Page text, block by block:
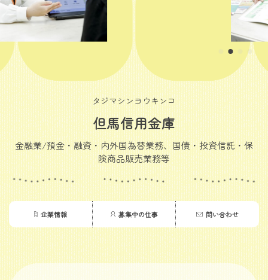
タジマシンヨウキンコ
但馬信用金庫
金融業/預金・融資・内外国為替業務、国債・投資信託・保
険商品販売業務等
企業情報 募集中の仕事 問い合わせ